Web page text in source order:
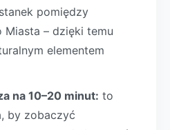
pomiędzy
Miasta – dzięki temu
elementem
na 10–20 minut: to
by zobaczyć